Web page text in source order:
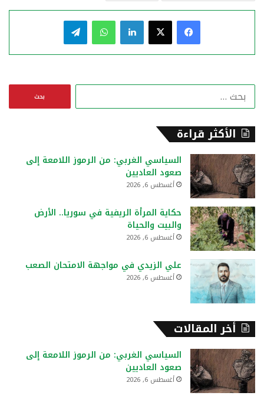
فيسبوك لينكدإن واتساب
ن
الأكثر قراءة
السياسي الغربي: من الرموز اللامعة إلى
صعود العاديين
أغسطس 6, 2026
حكاية المرأة الريفية في سوريا.. الأرض
والبيت والحياة
أغسطس 6, 2026
علي الزيدي في مواجهة الامتحان الصعب
أغسطس 6, 2026
أخر المقالات
السياسي الغربي: من الرموز اللامعة إلى
صعود العاديين
أغسطس 6, 2026